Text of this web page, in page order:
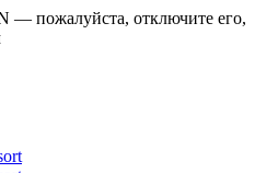
— пожалуйста, отключите его,